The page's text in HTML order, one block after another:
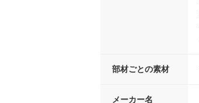
部材ごとの素材
メーカー名